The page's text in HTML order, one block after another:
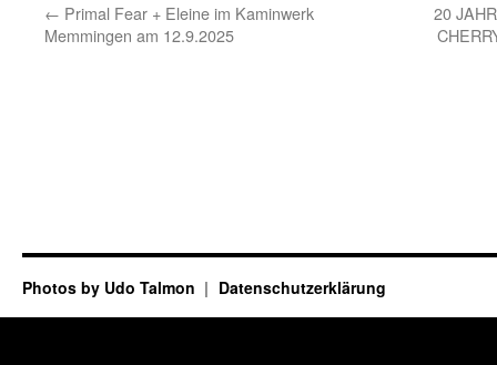
← Primal Fear + Eleine im Kaminwerk
Memmingen am 12.9.2025
20
Photos by Udo Talmon Datenschutzerklärung